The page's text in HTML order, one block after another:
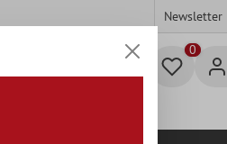
Newsletter